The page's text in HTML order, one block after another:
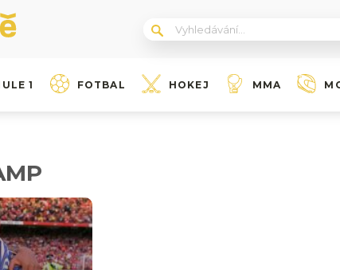
1 FOTBAL HOKEJ MMA